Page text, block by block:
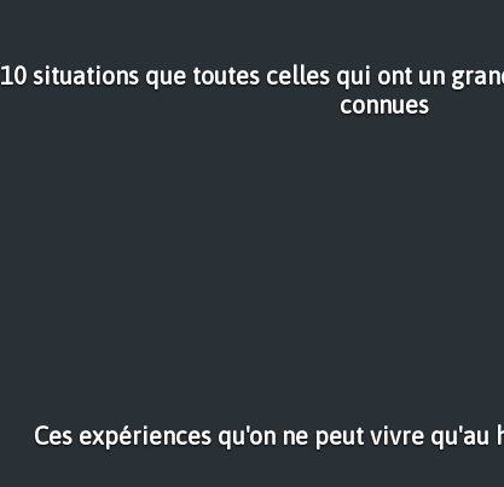
10 situations que toutes celles qui ont un
connues
Ces expériences qu'on ne peut vivre qu'au